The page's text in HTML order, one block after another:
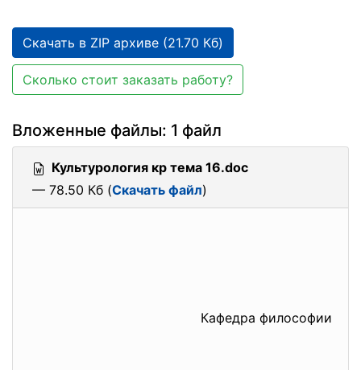
Скачать в ZIP архиве (21.70 Кб)
Сколько стоит заказать работу?
Вложенные файлы: 1 файл
Культурология кр тема 16.doc
— 78.50 Кб (Скачать файл)
Кафедра философии